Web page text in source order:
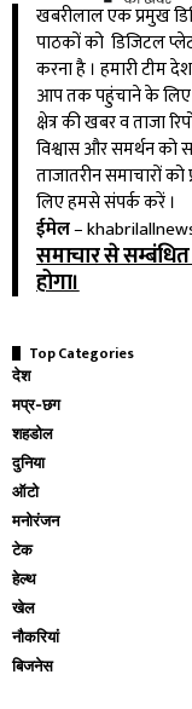
खबरीलाल एक प्रमुख
पाठकों को डिजिटल
करना है । हमारी टीम
आप तक पहुंचाने के लिए
क्षेत्र की खबर व ताजा
विश्वास और समर्थन
ताजातरीन समाचारों
लिए हमसे संपर्क करें ।
ईमेल–
समाचार से सम्बंधित
होगा।
Top Categories
देश
मप्र-छग
शहडोल
दुनिया
ऑटो
मनोरंजन
टेक
हेल्थ
खेल
नौकरियां
बिजनेस